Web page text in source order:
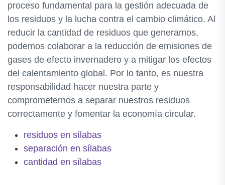
proceso fundamental para la gestión adecuada de
los residuos y la lucha contra el cambio climático. Al
reducir la cantidad de residuos que generamos,
podemos colaborar a la reducción de emisiones de
gases de efecto invernadero y a mitigar los efectos
del calentamiento global. Por lo tanto, es nuestra
responsabilidad hacer nuestra parte y
comprometernos a separar nuestros residuos
correctamente y fomentar la economía circular.
residuos en sílabas
separación en sílabas
cantidad en sílabas